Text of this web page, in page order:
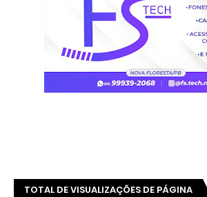
TOTAL DE VISUALIZAÇÕES DE PÁGINA